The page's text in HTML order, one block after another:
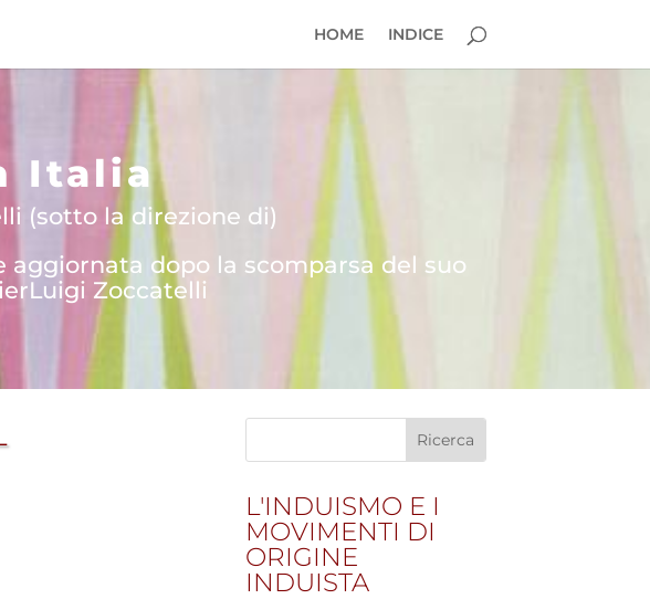
HOME INDICE
Italia
(sotto la direzione di)
dopo la scomparsa del suo
Zoccatelli
L'INDUISMO E I
MOVIMENTI DI
ORIGINE
INDUISTA